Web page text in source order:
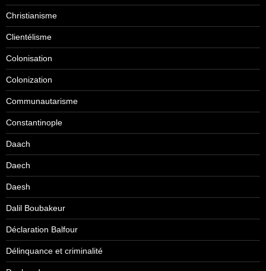
Christianisme
Clientélisme
Colonisation
Colonization
Communautarisme
Constantinople
Daach
Daech
Daesh
Dalil Boubakeur
Déclaration Balfour
Délinquance et criminalité